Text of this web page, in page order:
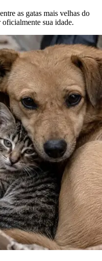
as gatas mais velhas do
sua idade.